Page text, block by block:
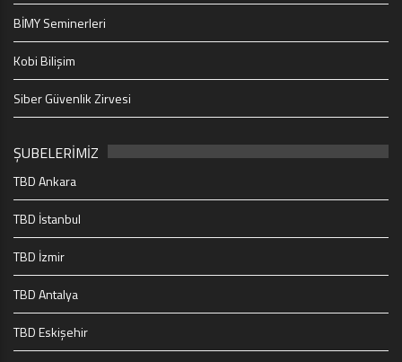
BİMY Seminerleri
Kobi Bilişim
Siber Güvenlik Zirvesi
ŞUBELERİMİZ
TBD Ankara
TBD İstanbul
TBD İzmir
TBD Antalya
TBD Eskişehir